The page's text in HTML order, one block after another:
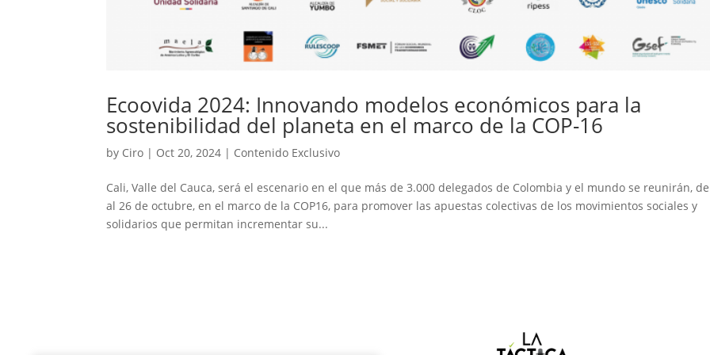
Ecoovida 2024: Innovando modelos económicos para la
sostenibilidad del planeta en el marco de la COP-16
by Ciro | Oct 20, 2024 | Contenido Exclusivo
Cali, Valle del Cauca, será el escenario en el que más de 3.000 delegados de Colombia y el mundo se reunirán,
al 26 de octubre, en el marco de la COP16, para promover las apuestas colectivas de los movimientos sociales y
solidarios que permitan incrementar su...